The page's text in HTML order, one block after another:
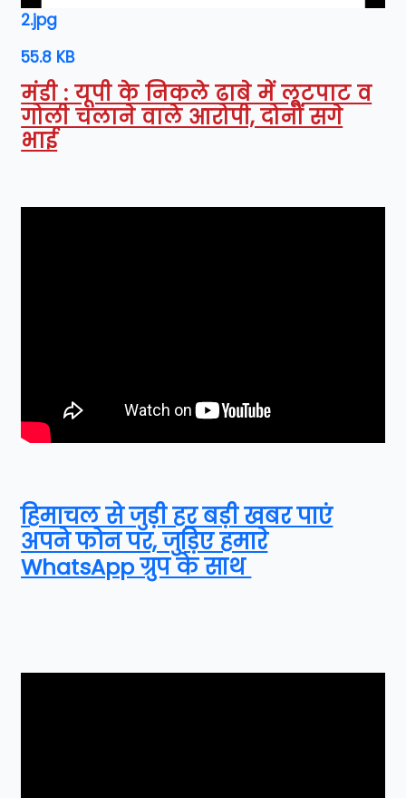
2.jpg
55.8 KB
मंडी : यूपी के निकले ढाबे में लूटपाट व
गोली चलाने वाले आरोपी, दोनों सगे
भाई
हिमाचल से जुड़ी हर बड़ी खबर पाएं
अपने फोन पर, जुड़िए हमारे
WhatsApp ग्रुप के साथ